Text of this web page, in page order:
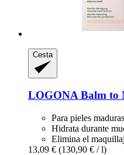
Cesta
LOGONABalm to
Para pieles
Hidrata durante
Elimina el
13,09 € (130,90 € / l)